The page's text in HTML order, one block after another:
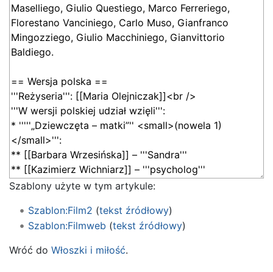
Szablony użyte w tym artykule:
Szablon:Film2 (tekst źródłowy)
Szablon:Filmweb (tekst źródłowy)
Wróć do Włoszki i miłość.